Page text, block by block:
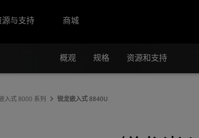
源与支持 商城
概观 规格 资源和支持
入式 8000 系列 锐龙嵌入式 8840U